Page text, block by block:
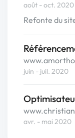
août - oct. 2020
Refonte du
juin - juil. 2020
avr. - mai 2020